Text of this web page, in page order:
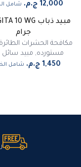
شامل
مميز
جرام
مكافحة الحشرات الطائرة
مستورده, مبيد
شامل